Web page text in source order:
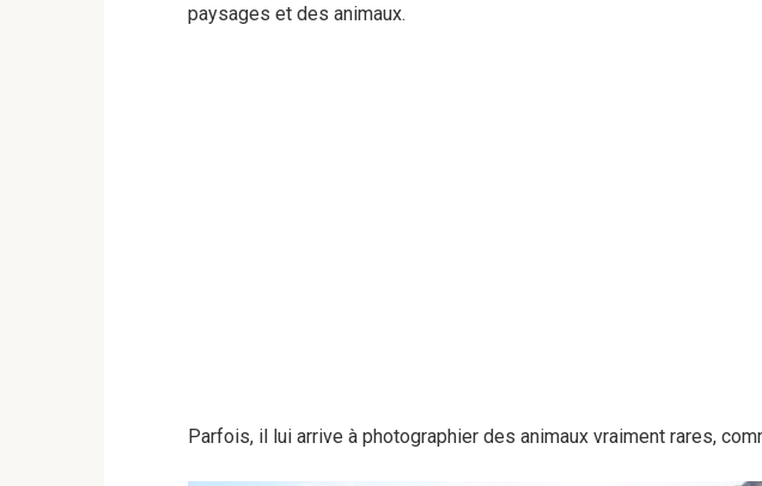
paysages et des animaux.
Parfois, il lui arrive à photographier des animaux vraiment rares,